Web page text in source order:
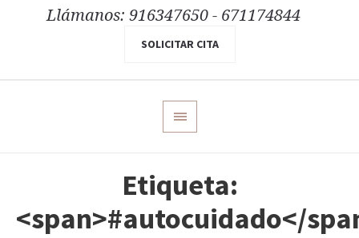
Llámanos: 916347650 - 671174844
SOLICITAR CITA
Etiqueta:
<span>#autocuidado</